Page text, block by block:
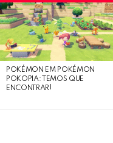
LATEST
STORIES
POKÉMON EM POKÉMON
POKOPIA: TEMOS QUE
ENCONTRAR!